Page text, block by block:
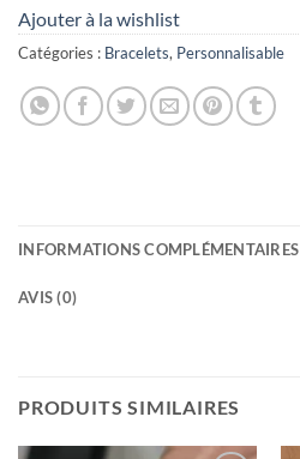
Ajouter à la wishlist
Catégories : Bracelets, Personnalisable
INFORMATIONS COMPLÉMENTAIRES
AVIS (0)
PRODUITS SIMILAIRES